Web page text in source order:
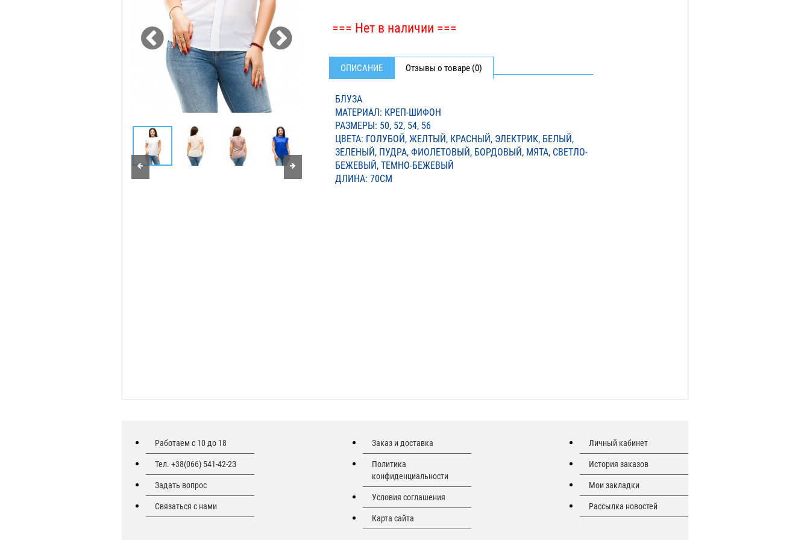
=== Нет в наличии ===
ОПИСАНИЕ Отзывы о товаре (0)
БЛУЗА
МАТЕРИАЛ: КРЕП-ШИФОН
РАЗМЕРЫ: 50, 52, 54, 56
ЦВЕТА: ГОЛУБОЙ, ЖЕЛТЫЙ, КРАСНЫЙ, ЭЛЕКТРИК, БЕЛЫЙ,
ЗЕЛЕНЫЙ, ПУДРА, ФИОЛЕТОВЫЙ, БОРДОВЫЙ, МЯТА, СВЕТЛО-
БЕЖЕВЫЙ, ТЕМНО-БЕЖЕВЫЙ
ДЛИНА: 70СМ
Работаем с 10 до 18
Тел. +38(066) 541-42-2З
Задать вопрос
Связаться с нами
Заказ и доставка
Политика
конфиденциальности
Условия соглашения
Карта сайта
Личный кабинет
История заказов
Мои закладки
Рассылка новостей